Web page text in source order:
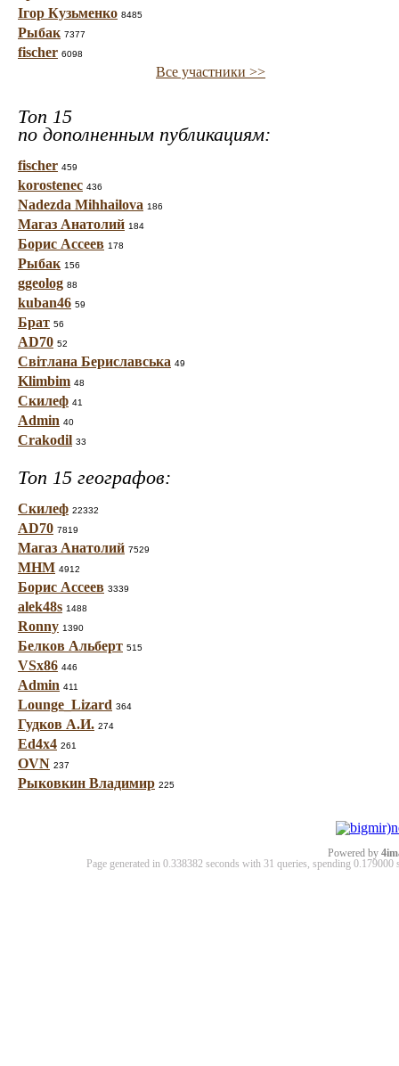
Ігор Кузьменко 8485
Рыбак 7377
fischer 6098
Все участники >>
Топ 15
по дополненным публикациям:
fischer 459
korostenec 436
Nadezda Mihhailova 186
Магаз Анатолий 184
Борис Ассеев 178
Рыбак 156
ggeolog 88
kuban46 59
Брат 56
AD70 52
Світлана Бериславська 49
Klimbim 48
Скилеф 41
Admin 40
Crakodil 33
Топ 15 географов:
Скилеф 22332
AD70 7819
Магаз Анатолий 7529
МНМ 4912
Борис Ассеев 3339
alek48s 1488
Ronny 1390
Белков Альберт 515
VSx86 446
Admin 411
Lounge_Lizard 364
Гудков А.И. 274
Ed4x4 261
OVN 237
Рыковкин Владимир 225
Powered by
Page generated in 0.338382 seconds with 31 queries, spending